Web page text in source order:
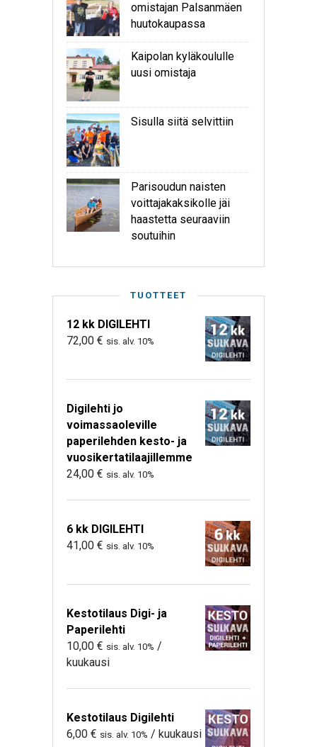
omistajan Palsanmäen
huutokaupassa
Kaipolan kyläkoululle
uusi omistaja
Sisulla siitä selvittiin
Parisoudun naisten
voittajakaksikolle jäi
haastetta seuraaviin
soutuihin
TUOTTEET
12 kk DIGILEHTI
72,00 € sis. alv. 10%
Digilehti jo
voimassaoleville
paperilehden kesto- ja
vuosikertatilaajillemme
24,00 € sis. alv. 10%
6 kk DIGILEHTI
41,00 € sis. alv. 10%
Kestotilaus Digi- ja
Paperilehti
10,00 € sis. alv. 10% /
kuukausi
Kestotilaus Digilehti
6,00 € sis. alv. 10% / kuukausi